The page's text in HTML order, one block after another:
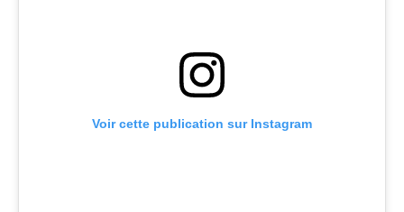
Voir cette publication sur Instagram